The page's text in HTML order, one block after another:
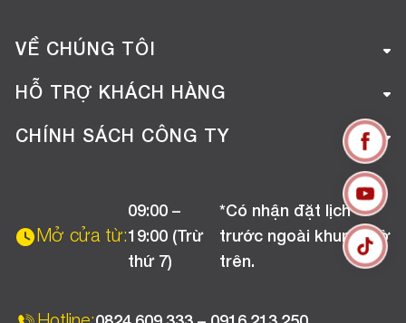
VỀ CHÚNG TÔI
Giới thiệu công ty
Tuyển dụng
HỖ TRỢ KHÁCH HÀNG
Hướng dẫn mua hàng online
Chương trình khuyến mãi
CHÍNH SÁCH CÔNG TY
Chính sách bảo hành
Mở cửa từ:
09:00 –
19:00 (Trừ
thứ 7)
*Có nhận đặt lịch
trước ngoài khung giờ
trên.